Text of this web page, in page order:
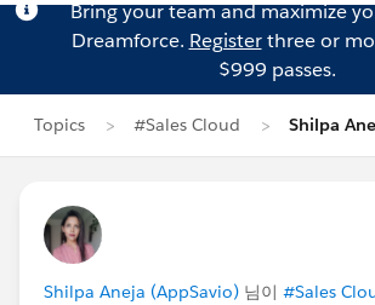
Bring your team and maximize
Dreamforce. Registerthree or
$999 passes.
Topics #Sales Cloud Shilpa
Shilpa Aneja (AppSavio) 님이 #Sales